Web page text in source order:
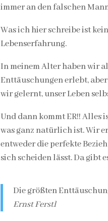
immer an den falschen
Was ich hier schreibe ist
Lebenserfahrung.
In meinem Alter haben wir
Enttäuschungen erlebt,
wir gelernt, unser Leben
Und dann kommt ER!! Alles
was ganz natürlich ist. Wir
entweder die perfekte
sich scheiden lässt. Da gibt
Die größten
Ernst Ferstl